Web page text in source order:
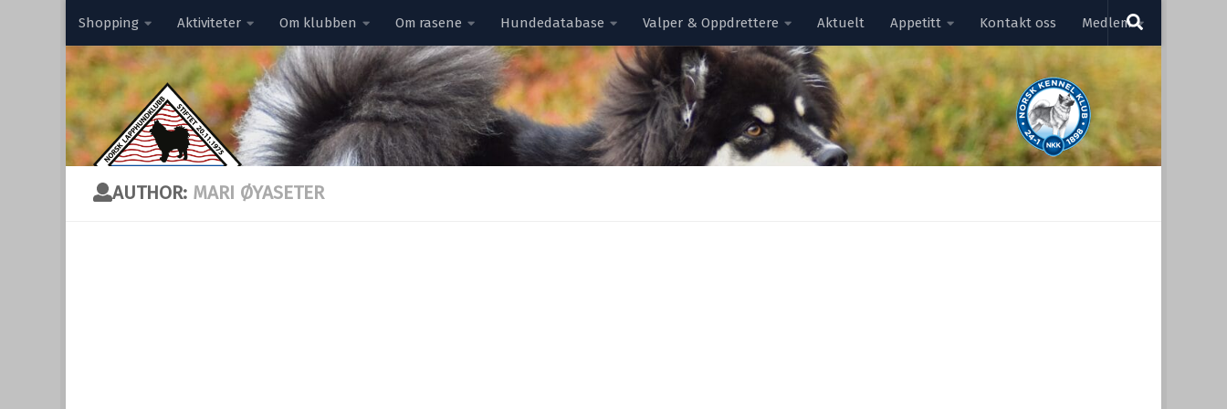
Skip to content
Shopping Aktiviteter Om klubben Om rasene Hundedatabase Valper & Oppdrettere Aktuelt Appetitt Kontakt oss Medlem
AUTHOR: MARI ØYASETER